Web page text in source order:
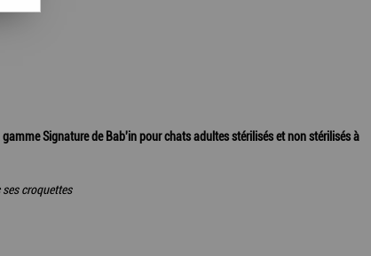
Signature de Bab'in pour chats adultes stérilisés et non stérilisés à
croquettes